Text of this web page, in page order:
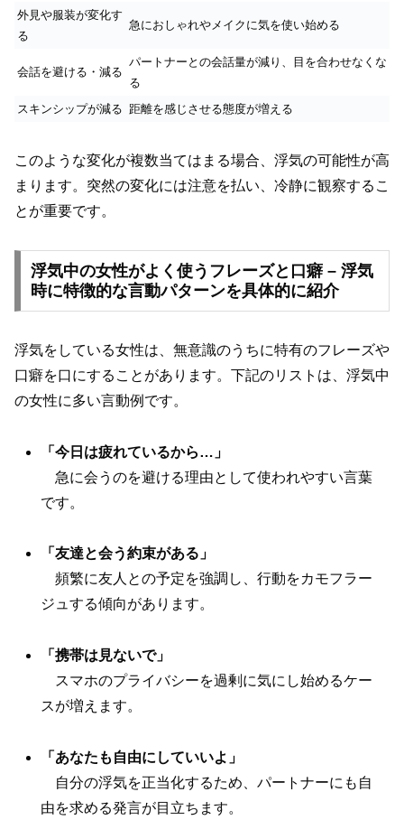
外見や服装が変化す
る
急におしゃれやメイクに気を使い始める
会話を避ける・減る
パートナーとの会話量が減り、目を合わせなくな
る
スキンシップが減る 距離を感じさせる態度が増える
このような変化が複数当てはまる場合、浮気の可能性が高
まります。突然の変化には注意を払い、冷静に観察するこ
とが重要です。
浮気中の女性がよく使うフレーズと口癖 – 浮気
時に特徴的な言動パターンを具体的に紹介
浮気をしている女性は、無意識のうちに特有のフレーズや
口癖を口にすることがあります。下記のリストは、浮気中
の女性に多い言動例です。
「今日は疲れているから…」
急に会うのを避ける理由として使われやすい言葉
です。
「友達と会う約束がある」
頻繁に友人との予定を強調し、行動をカモフラー
ジュする傾向があります。
「携帯は見ないで」
スマホのプライバシーを過剰に気にし始めるケー
スが増えます。
「あなたも自由にしていいよ」
自分の浮気を正当化するため、パートナーにも自
由を求める発言が目立ちます。